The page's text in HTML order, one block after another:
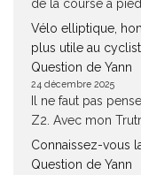
de la course à
Vélo elliptique,
plus utile au
Question de Yann
24 décembre 2025
Il ne faut pas
Z2. Avec mon
Connaissez-vous
Question de Yann